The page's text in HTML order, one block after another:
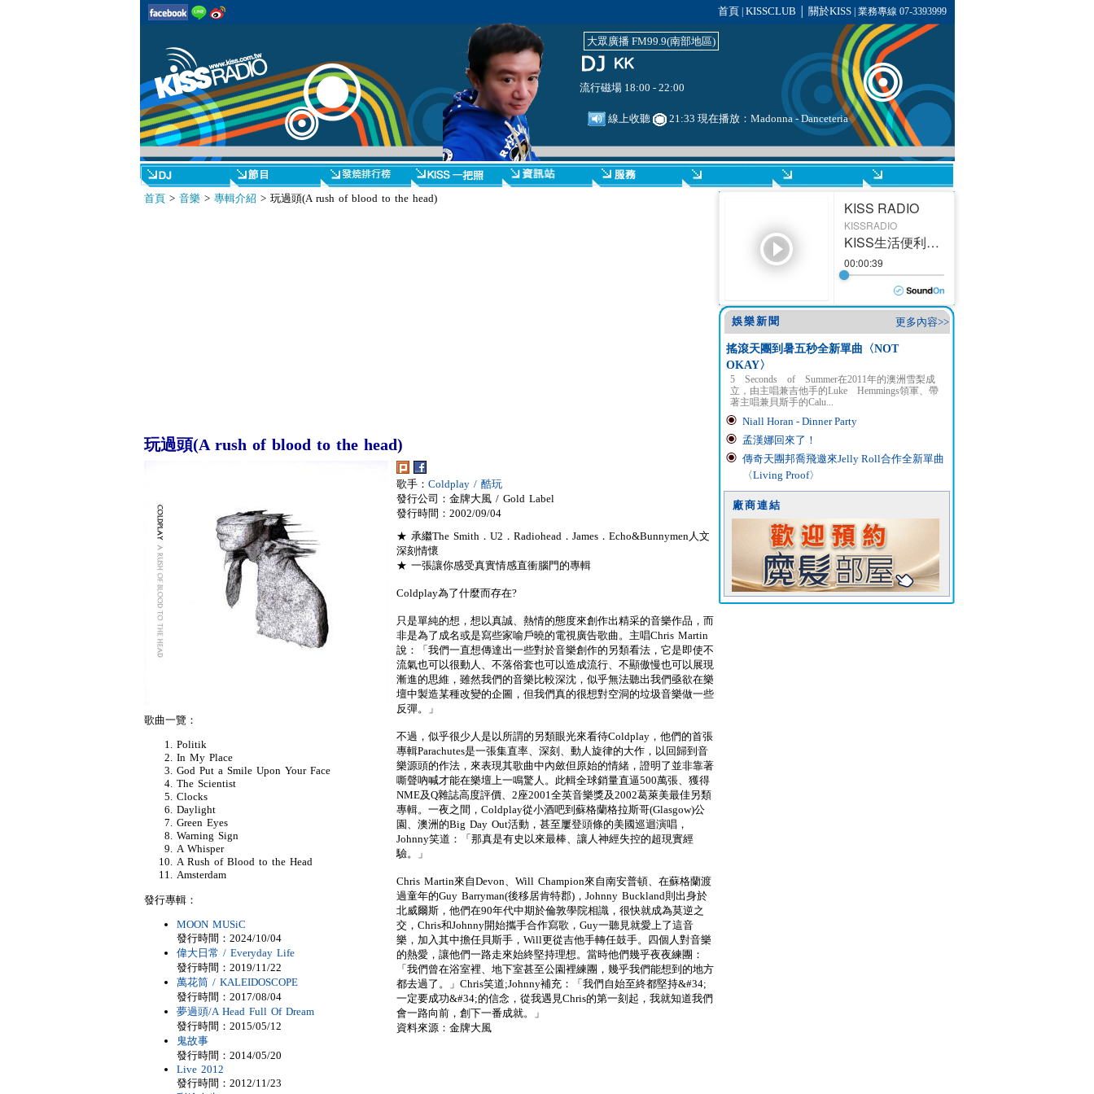
首頁 KISSCLUB 關於KISS| 業務專線 07-3393999
大眾廣播 FM99.9(南部地區)
流行磁場 18:00 - 22:00
線上收聽 21:33 現在播放： Madonna- Danceteria
首頁> 音樂> 專輯介紹 > 玩過頭(A rush of blood to the head)
玩過頭(A rush of blood to the head)
歌手： Coldplay / 酷玩
發行公司：金牌大風 / Gold Label
發行時間：2002/09/04
★ 承繼The Smith．U2．Radiohead．James．Echo&Bunnymen人文
深刻情懷
★ 一張讓你感受真實情感直衝腦門的專輯
Coldplay為了什麼而存在?
只是單純的想，想以真誠、熱情的態度來創作出精采的音樂作品，而
非是為了成名或是寫些家喻戶曉的電視廣告歌曲。主唱Chris Martin
說：「我們一直想傳達出一些對於音樂創作的另類看法，它是即使不
流氣也可以很動人、不落俗套也可以造成流行、不顯傲慢也可以展現
漸進的思維，雖然我們的音樂比較深沈，似乎無法聽出我們亟欲在樂
壇中製造某種改變的企圖，但我們真的很想對空洞的垃圾音樂做一些
反彈。」
不過，似乎很少人是以所謂的另類眼光來看待Coldplay，他們的首張
專輯Parachutes是一張集直率、深刻、動人旋律的大作，以回歸到音
樂源頭的作法，來表現其歌曲中內斂但原始的情緒，證明了並非靠著
嘶聲吶喊才能在樂壇上一鳴驚人。此輯全球銷量直逼500萬張、獲得
NME及Q雜誌高度評價、2座2001全英音樂獎及2002葛萊美最佳另類
專輯。一夜之間，Coldplay從小酒吧到蘇格蘭格拉斯哥(Glasgow)公
園、澳洲的Big Day Out活動，甚至屢登頭條的美國巡迴演唱，
Johnny笑道：「那真是有史以來最棒、讓人神經失控的超現實經
驗。」
Chris Martin來自Devon、Will Champion來自南安普頓、在蘇格蘭渡
過童年的Guy Barryman(後移居肯特郡)，Johnny Buckland則出身於
北威爾斯，他們在90年代中期於倫敦學院相識，很快就成為莫逆之
交，Chris和Johnny開始攜手合作寫歌，Guy一聽見就愛上了這音
樂，加入其中擔任貝斯手，Will更從吉他手轉任鼓手。四個人對音樂
的熱愛，讓他們一路走來始終堅持理想。當時他們幾乎夜夜練團：
「我們曾在浴室裡、地下室甚至公園裡練團，幾乎我們能想到的地方
都去過了。」Chris笑道;Johnny補充：「我們自始至終都堅持&#34;
一定要成功&#34;的信念，從我遇見Chris的第一刻起，我就知道我們
會一路向前，創下一番成就。」
資料來源：金牌大風
歌曲一覽：
Politik
In My Place
God Put a Smile Upon Your Face
The Scientist
Clocks
Daylight
Green Eyes
Warning Sign
A Whisper
A Rush of Blood to the Head
Amsterdam
發行專輯：
MOON MUSiC
發行時間：2024/10/04
偉大日常 / Everyday Life
發行時間：2019/11/22
萬花筒 / KALEIDOSCOPE
發行時間：2017/08/04
夢過頭/A Head Full Of Dream
發行時間：2015/05/12
鬼故事
發行時間：2014/05/20
Live 2012
發行時間：2012/11/23
更多內容>>
娛樂新聞
搖滾天團到暑五秒全新單曲〈NOT
OKAY〉
5 Seconds of Summer在2011年的澳洲雪梨成
立，由主唱兼吉他手的Luke Hemmings領軍、帶
著主唱兼貝斯手的Calu...
Niall Horan - Dinner Party
孟漢娜回來了！
傳奇天團邦喬飛邀來Jelly Roll合作全新單曲
〈Living Proof〉
廠商連結